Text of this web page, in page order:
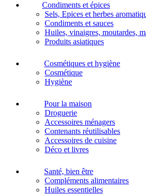
Condiments et épices
Sels, Epices et herbes
Condiments et sauces
Huiles, vinaigres, moutardes,
Produits asiatiques
Cosmétiques et hygiène
Cosmétique
Hygiène
Pour la maison
Droguerie
Accessoires ménagers
Contenants réutilisables
Accessoires de cuisine
Déco et livres
Santé, bien être
Compléments alimentaires
Huiles essentielles